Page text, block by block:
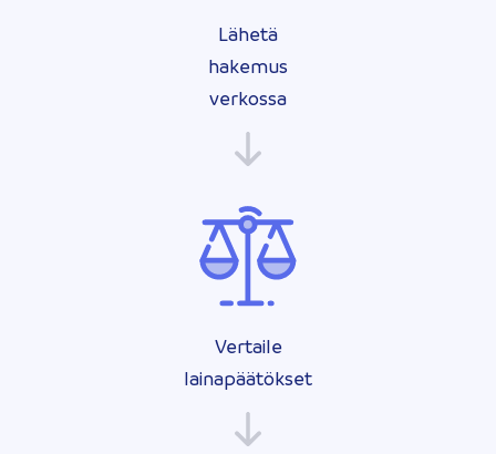
Lähetä
hakemus
verkossa
Vertaile
lainapäätökset